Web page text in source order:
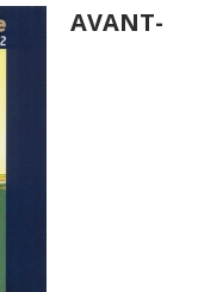
AVANT-